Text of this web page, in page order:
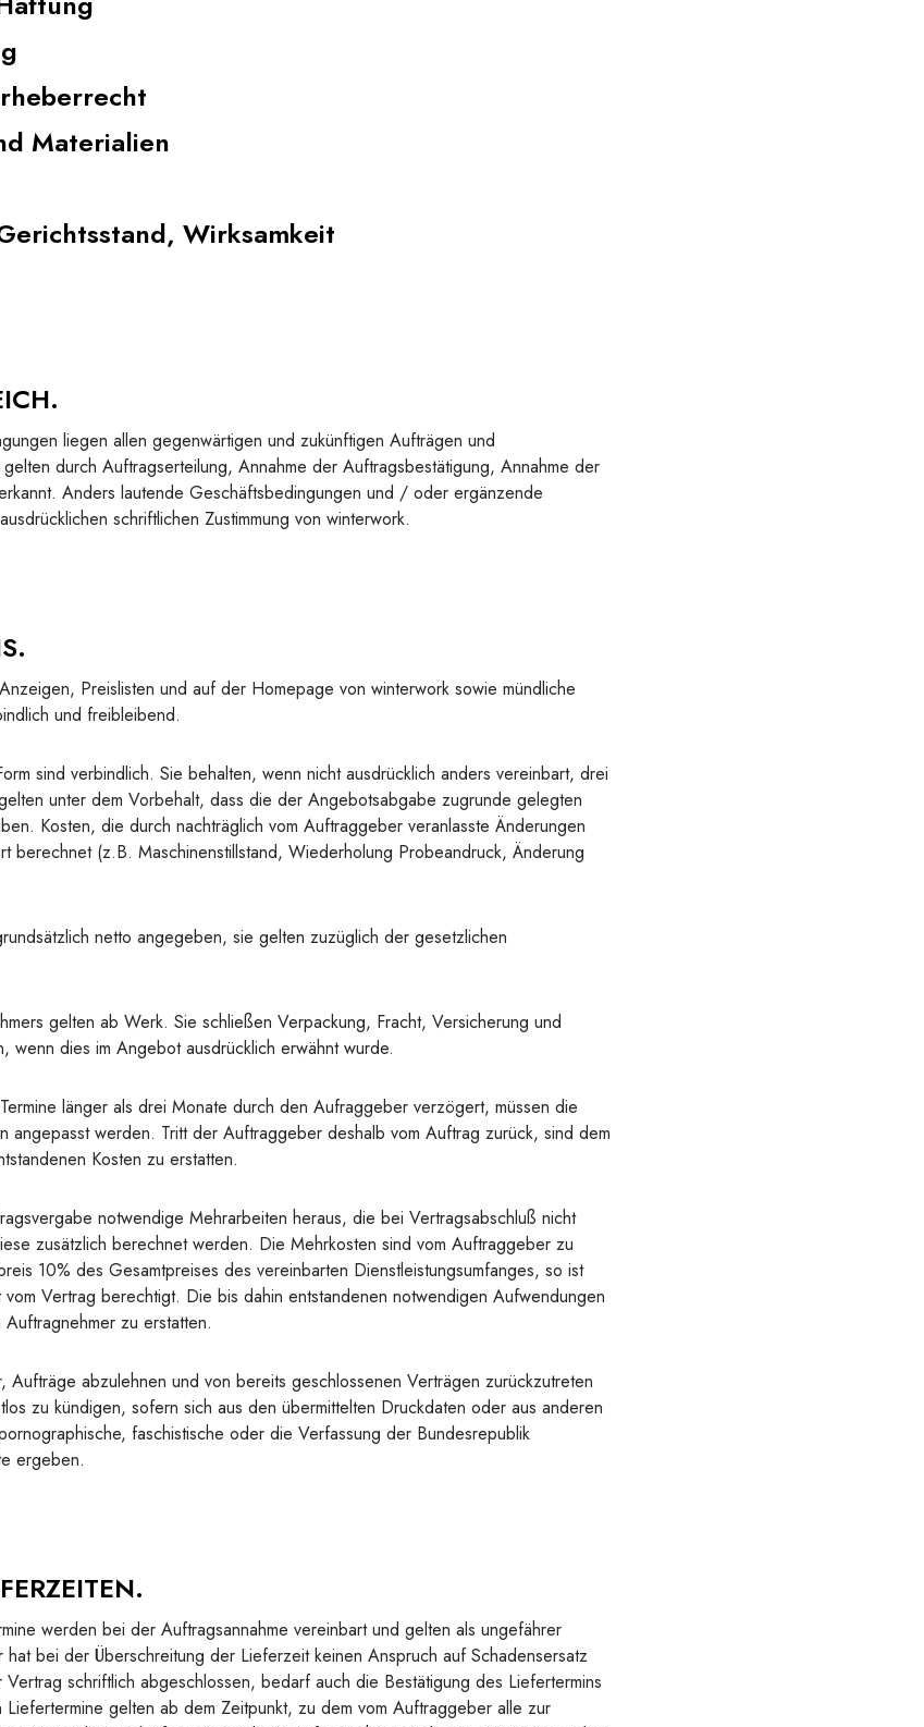
Materialien
Wirksamkeit
liegen allen gegenwärtigen und zukünftigen Aufträgen und
durch Auftragserteilung, Annahme der Auftragsbestätigung, Annahme der
Anders lautende Geschäftsbedingungen und / oder ergänzende
schriftlichen Zustimmung von winterwork.
Preislisten und auf der Homepage von winterwork sowie mündliche
und freibleibend.
sind verbindlich. Sie behalten, wenn nicht ausdrücklich anders vereinbart, drei
unter dem Vorbehalt, dass die der Angebotsabgabe zugrunde gelegten
Kosten, die durch nachträglich vom Auftraggeber veranlasste Änderungen
berechnet (z.B. Maschinenstillstand, Wiederholung Probeandruck, Änderung
netto angegeben, sie gelten zuzüglich der gesetzlichen
gelten ab Werk. Sie schließen Verpackung, Fracht, Versicherung und
wenn dies im Angebot ausdrücklich erwähnt wurde.
länger als drei Monate durch den Aufraggeber verzögert, müssen die
angepasst werden. Tritt der Auftraggeber deshalb vom Auftrag zurück, sind dem
Kosten zu erstatten.
notwendige Mehrarbeiten heraus, die bei Vertragsabschluß nicht
zusätzlich berechnet werden. Die Mehrkosten sind vom Auftraggeber zu
10% des Gesamtpreises des vereinbarten Dienstleistungsumfanges, so ist
Vertrag berechtigt. Die bis dahin entstandenen notwendigen Aufwendungen
zu erstatten.
Aufträge abzulehnen und von bereits geschlossenen Verträgen zurückzutreten
zu kündigen, sofern sich aus den übermittelten Druckdaten oder aus anderen
faschistische oder die Verfassung der Bundesrepublik
ergeben.
werden bei der Auftragsannahme vereinbart und gelten als ungefährer
bei der Überschreitung der Lieferzeit keinen Anspruch auf Schadensersatz
schriftlich abgeschlossen, bedarf auch die Bestätigung des Liefertermins
gelten ab dem Zeitpunkt, zu dem vom Auftraggeber alle zur